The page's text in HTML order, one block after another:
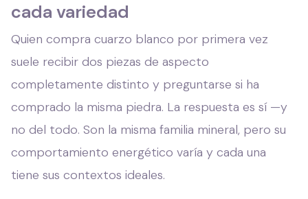
cada variedad
Quien compra cuarzo blanco por primera vez
suele recibir dos piezas de aspecto
completamente distinto y preguntarse si ha
comprado la misma piedra. La respuesta es sí —y
no del todo. Son la misma familia mineral, pero su
comportamiento energético varía y cada una
tiene sus contextos ideales.